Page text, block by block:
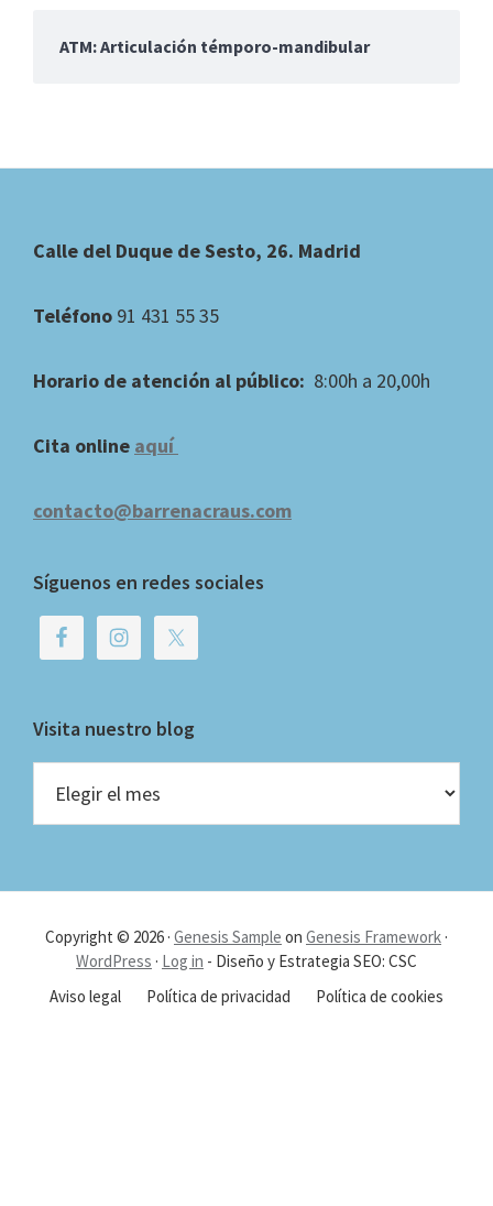
ATM: Articulación témporo-mandibular
Footer
Calle del Duque de Sesto, 26. Madrid
Teléfono 91 431 55 35
Horario de atención al público: 8:00h a 20,00h
Cita online aquí
contacto@barrenacraus.com
Síguenos en redes sociales
Visita nuestro blog
nuestro
Copyright © 2026 · Genesis Sample on Genesis Framework ·
WordPress · Log in - Diseño y Estrategia SEO: CSC
Aviso legal
Política de privacidad Política de cookies